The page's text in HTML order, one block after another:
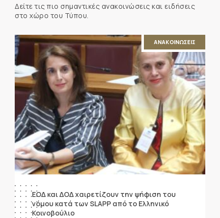
Δείτε τις πιο σημαντικές ανακοινώσεις και ειδήσεις
στο χώρο του Τύπου.
ΑΝΑΚΟΙΝΩΣΕΙΣ
ΕΟΔ και ΔΟΔ χαιρετίζουν την ψήφιση του
νόμου κατά των SLAPP από το Ελληνικό
Κοινοβούλιο